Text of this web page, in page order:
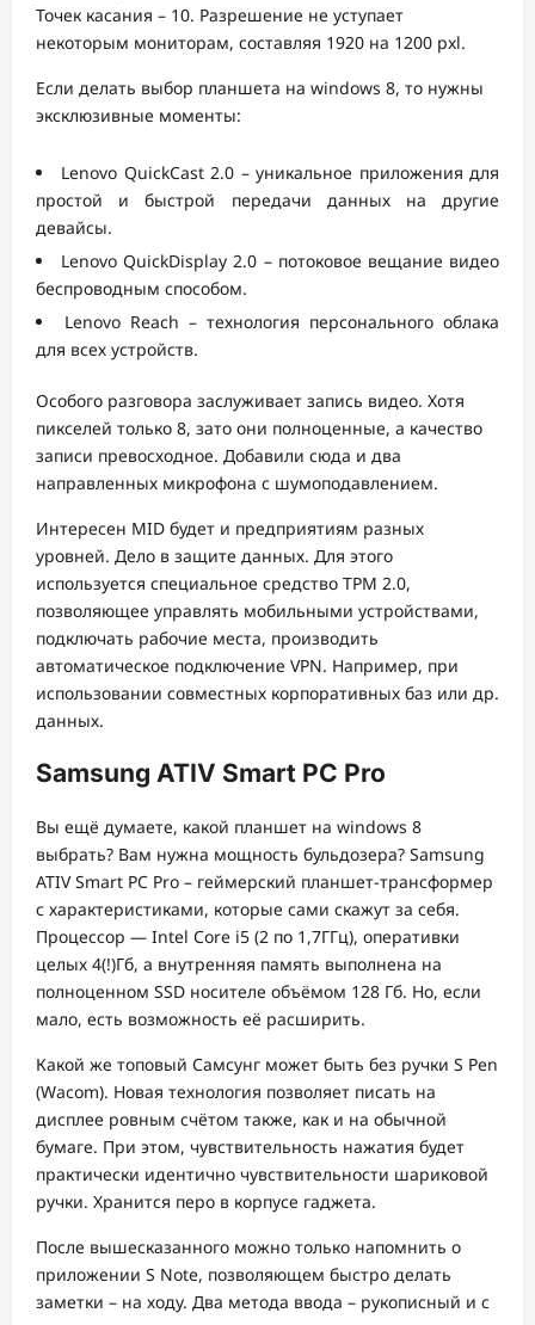
Точек касания – 10. Разрешение не уступает
некоторым мониторам, составляя 1920 на 1200 pxl.
Если делать выбор планшета на windows 8, то нужны
эксклюзивные моменты:
Lenovo QuickCast 2.0 – уникальное приложения для
простой и быстрой передачи данных на другие
девайсы.
Lenovo QuickDisplay 2.0 – потоковое вещание видео
беспроводным способом.
Lenovo Reach – технология персонального облака
для всех устройств.
Особого разговора заслуживает запись видео. Хотя
пикселей только 8, зато они полноценные, а качество
записи превосходное. Добавили сюда и два
направленных микрофона с шумоподавлением.
Интересен MID будет и предприятиям разных
уровней. Дело в защите данных. Для этого
используется специальное средство TPM 2.0,
позволяющее управлять мобильными устройствами,
подключать рабочие места, производить
автоматическое подключение VPN. Например, при
использовании совместных корпоративных баз или др.
данных.
Samsung ATIV Smart PC Pro
Вы ещё думаете, какой планшет на windows 8
выбрать? Вам нужна мощность бульдозера? Samsung
ATIV Smart PC Pro – геймерский планшет-трансформер
с характеристиками, которые сами скажут за себя.
Процессор — Intel Core i5 (2 по 1,7ГГц), оперативки
целых 4(!)Гб, а внутренняя память выполнена на
полноценном SSD носителе объёмом 128 Гб. Но, если
мало, есть возможность её расширить.
Какой же топовый Самсунг может быть без ручки S Pen
(Wacom). Новая технология позволяет писать на
дисплее ровным счётом также, как и на обычной
бумаге. При этом, чувствительность нажатия будет
практически идентично чувствительности шариковой
ручки. Хранится перо в корпусе гаджета.
После вышесказанного можно только напомнить о
приложении S Note, позволяющем быстро делать
заметки – на ходу. Два метода ввода – рукописный и с